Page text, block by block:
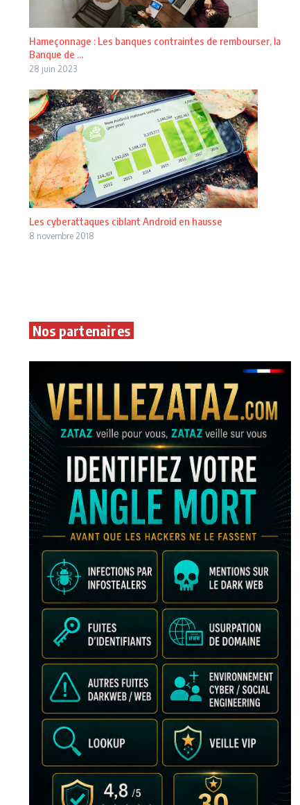
Hameçonnage : Les banques contraintes de rembourser, la
Banque de ...
28 juin 2023
Les cyberattaques ciblant Android en hausse
8 novembre 2018
Nos partenaires